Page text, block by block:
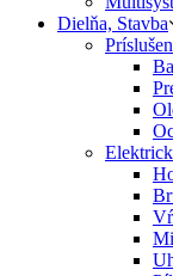
Dielňa, Stavba